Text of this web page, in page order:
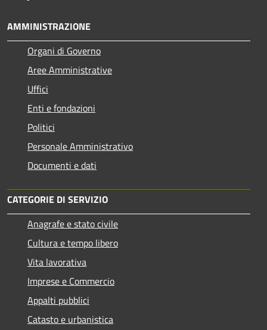
AMMINISTRAZIONE
Organi di Governo
Aree Amministrative
Uffici
Enti e fondazioni
Politici
Personale Amministrativo
Documenti e dati
CATEGORIE DI SERVIZIO
Anagrafe e stato civile
Cultura e tempo libero
Vita lavorativa
Imprese e Commercio
Appalti pubblici
Catasto e urbanistica